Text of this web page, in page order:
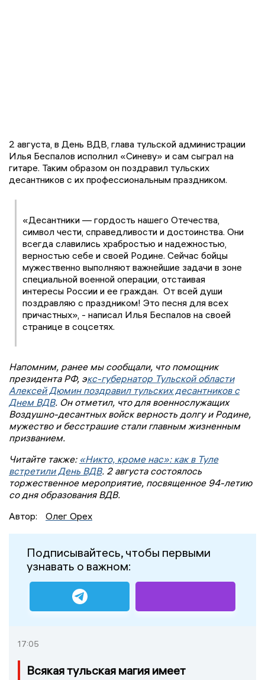
2 августа, в День ВДВ, глава тульской администрации
Илья Беспалов исполнил «Синеву» и сам сыграл на
гитаре. Таким образом он поздравил тульских
десантников с их профессиональным праздником.
«Десантники — гордость нашего Отечества,
символ чести, справедливости и достоинства. Они
всегда славились храбростью и надежностью,
верностью себе и своей Родине. Сейчас бойцы
мужественно выполняют важнейшие задачи в зоне
специальной военной операции, отстаивая
интересы России и ее граждан. От всей души
поздравляю с праздником! Это песня для всех
причастных», - написал Илья Беспалов на своей
странице в соцсетях.
Напомним, ранее мы сообщали, что помощник
президента РФ, экс-губернатор Тульской области
Алексей Дюмин поздравил тульских десантников с
Днем ВДВ. Он отметил, что для военнослужащих
Воздушно-десантных войск верность долгу и Родине,
мужество и бесстрашие стали главным жизненным
призванием.
Читайте также: «Никто, кроме нас»: как в Туле
встретили День ВДВ. 2 августа состоялось
торжественное мероприятие, посвященное 94-летию
со дня образования ВДВ.
Автор:
Олег Орех
Подписывайтесь, чтобы первыми
узнавать о важном:
17:05
Всякая тульская магия имеет